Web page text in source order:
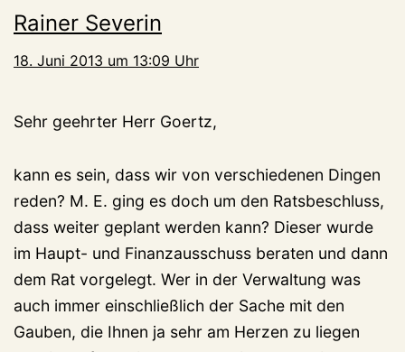
Rainer Severin
18. Juni 2013 um 13:09 Uhr
Sehr geehrter Herr Goertz,
kann es sein, dass wir von verschiedenen Dingen
reden? M. E. ging es doch um den Ratsbeschluss,
dass weiter geplant werden kann? Dieser wurde
im Haupt- und Finanzausschuss beraten und dann
dem Rat vorgelegt. Wer in der Verwaltung was
auch immer einschließlich der Sache mit den
Gauben, die Ihnen ja sehr am Herzen zu liegen